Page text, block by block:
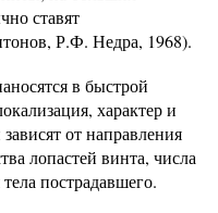
ставят
Р.Ф. Недра, 1968).
в быстрой
характер и
от направления
лопастей винта, числа
пострадавшего.